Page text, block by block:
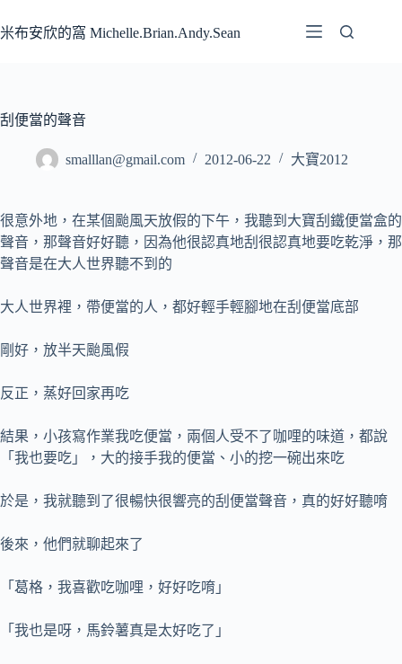
至
容
米布安欣的窩 Michelle.Brian.Andy.Sean
刮便當的聲音
smalllan@gmail.com 2012-06-22 大寶2012
很意外地，在某個颱風天放假的下午，我聽到大寶刮鐵便當盒的
聲音，那聲音好好聽，因為他很認真地刮很認真地要吃乾淨，那
聲音是在大人世界聽不到的
大人世界裡，帶便當的人，都好輕手輕腳地在刮便當底部
剛好，放半天颱風假
反正，蒸好回家再吃
結果，小孩寫作業我吃便當，兩個人受不了咖哩的味道，都說
「我也要吃」，大的接手我的便當、小的挖一碗出來吃
於是，我就聽到了很暢快很響亮的刮便當聲音，真的好好聽唷
後來，他們就聊起來了
「葛格，我喜歡吃咖哩，好好吃唷」
「我也是呀，馬鈴薯真是太好吃了」